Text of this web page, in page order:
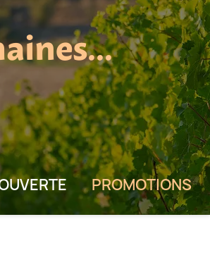
PROMOTIONS